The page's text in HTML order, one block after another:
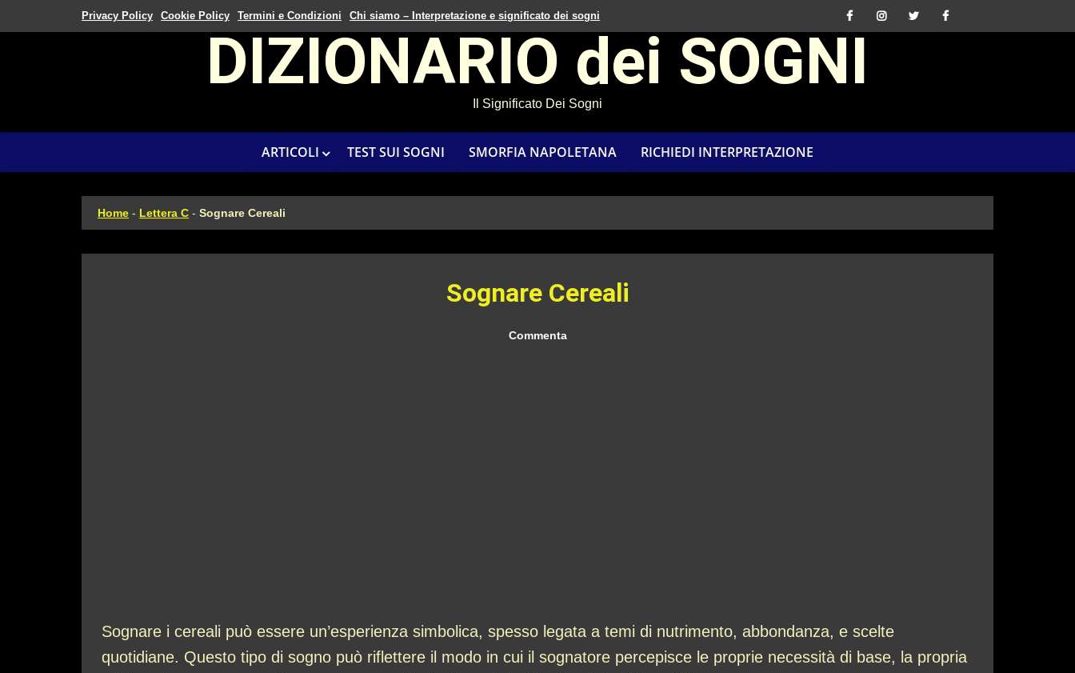
Privacy Policy Cookie Policy Termini e Condizioni Chi siamo – Interpretazione e significato dei sogni
DIZIONARIO dei SOGNI
Il Significato Dei Sogni
ARTICOLI TEST SUI SOGNI SMORFIA NAPOLETANA RICHIEDI INTERPRETAZIONE
Home - Lettera C - Sognare Cereali
Sognare Cereali
Commenta
Sognare i cereali può essere un’esperienza simbolica, spesso legata a temi di nutrimento, abbondanza, e scelte
quotidiane. Questo tipo di sogno può riflettere il modo in cui il sognatore percepisce le proprie necessità di base, la propria